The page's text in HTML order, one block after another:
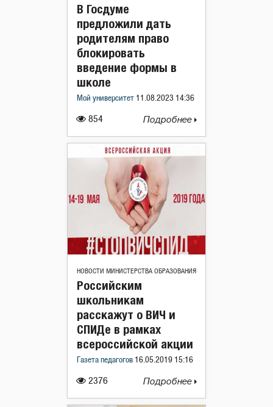
854
В Госдуме
предложили дать
родителям право
блокировать
введение формы в
школе
Мой университет 11.08.2023 14:36
Подробнее
НОВОСТИ МИНИСТЕРСТВА ОБРАЗОВАНИЯ
2376
Российским
школьникам
расскажут о ВИЧ и
СПИДе в рамках
всероссийской акции
Газета педагогов 16.05.2019 15:16
Подробнее